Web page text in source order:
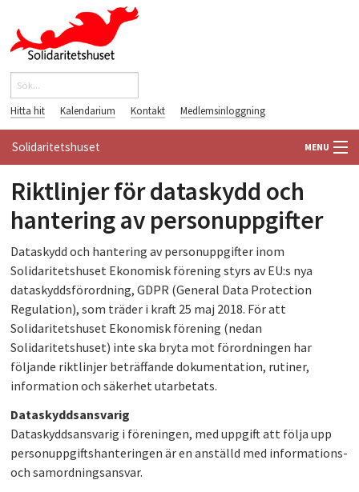
Hoppa till huvudinnehåll
Sökformulär
Hitta hit Kalendarium Kontakt Medlemsinloggning
Solidaritetshuset MENU
HEM
OM OSS
FÖRENINGAR
VÄRLDSBIBLIOTEKET
PLAY
Riktlinjer för dataskydd och
hantering av personuppgifter
Dataskydd och hantering av personuppgifter inom
Solidaritetshuset Ekonomisk förening styrs av EU:s nya
dataskyddsförordning, GDPR (General Data Protection
Regulation), som träder i kraft 25 maj 2018. För att
Solidaritetshuset Ekonomisk förening (nedan
Solidaritetshuset) inte ska bryta mot förordningen har
följande riktlinjer beträffande dokumentation, rutiner,
information och säkerhet utarbetats.
Dataskyddsansvarig
Dataskyddsansvarig i föreningen, med uppgift att följa upp
personuppgiftshanteringen är en anställd med informations-
och samordningsansvar.